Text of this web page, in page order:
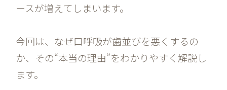
ースが増えてしまいます。
今回は、なぜ口呼吸が歯並びを悪くするの
か、その“本当の理由”をわかりやすく解説し
ます。